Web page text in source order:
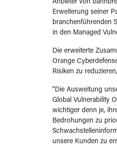
Anbieter von
Erweiterung seiner
branchenführenden
in den Managed
Die erweiterte
Orange
Risiken zu
"Die Ausweitung
Global Vulnerability
wichtiger denn je,
Bedrohungen zu
unsere Kunden zu